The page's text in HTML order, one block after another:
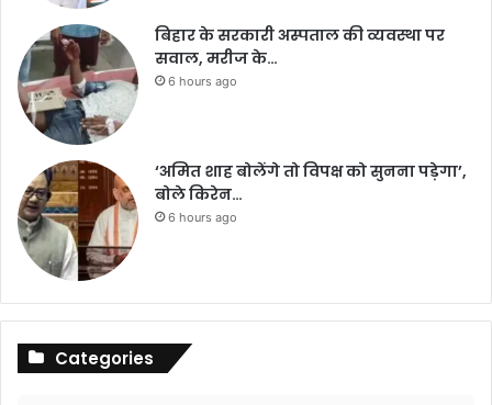
बिहार के सरकारी अस्पताल की व्यवस्था पर
सवाल, मरीज के…
6 hours ago
‘अमित शाह बोलेंगे तो विपक्ष को सुनना पड़ेगा’,
बोले किरेन…
6 hours ago
Categories